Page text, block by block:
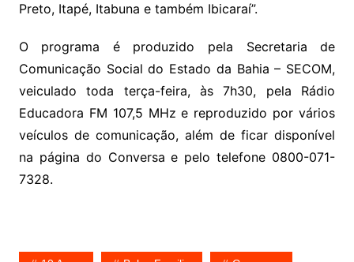
Preto, Itapé, Itabuna e também Ibicaraí”.
O programa é produzido pela Secretaria de
Comunicação Social do Estado da Bahia – SECOM,
veiculado toda terça-feira, às 7h30, pela Rádio
Educadora FM 107,5 MHz e reproduzido por vários
veículos de comunicação, além de ficar disponível
na página do Conversa e pelo telefone 0800-071-
7328.